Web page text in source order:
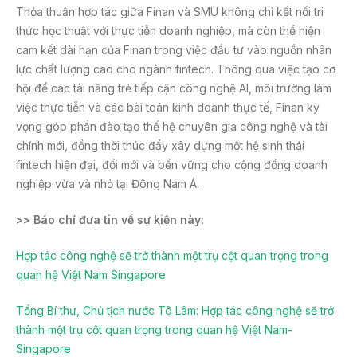
Thỏa thuận hợp tác giữa Finan và SMU không chỉ kết nối tri
thức học thuật với thực tiễn doanh nghiệp, mà còn thể hiện
cam kết dài hạn của Finan trong việc đầu tư vào nguồn nhân
lực chất lượng cao cho ngành fintech. Thông qua việc tạo cơ
hội để các tài năng trẻ tiếp cận công nghệ AI, môi trường làm
việc thực tiễn và các bài toán kinh doanh thực tế, Finan kỳ
vọng góp phần đào tạo thế hệ chuyên gia công nghệ và tài
chính mới, đồng thời thúc đẩy xây dựng một hệ sinh thái
fintech hiện đại, đổi mới và bền vững cho cộng đồng doanh
nghiệp vừa và nhỏ tại Đông Nam Á.
>> Báo chí đưa tin về sự kiện này:
Hợp tác công nghệ sẽ trở thành một trụ cột quan trọng trong
quan hệ Việt Nam Singapore
Tổng Bí thư, Chủ tịch nước Tô Lâm: Hợp tác công nghệ sẽ trở
thành một trụ cột quan trọng trong quan hệ Việt Nam-
Singapore